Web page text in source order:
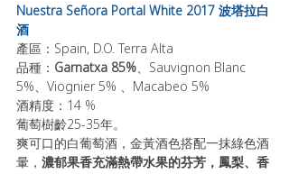
Nuestra Señora Portal White 2017 波塔拉白
酒
產區：Spain, D.O. Terra Alta
品種： Garnatxa 85% 、Sauvignon Blanc
5%、Viognier 5% 、Macabeo 5%
酒精度：14 %
葡萄樹齡25-35年。
爽可口的白葡萄酒，金黃酒色搭配一抹綠色酒
暈， 濃郁果香充滿熱帶水果的芬芳，鳳梨、香